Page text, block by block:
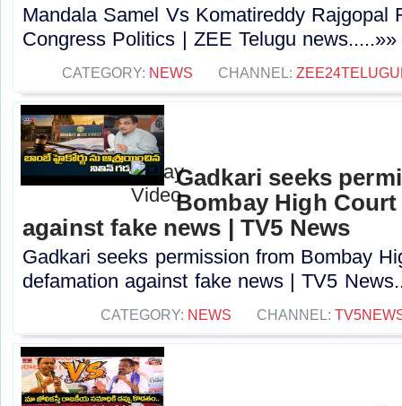
Mandala Samel Vs Komatireddy Rajgopal
Congress Politics | ZEE Telugu news.....»»
CATEGORY: NEWS CHANNEL:
Gadkari seeks
Bombay High
against fake news | TV5 News
Gadkari seeks permission from Bombay
defamation against fake news | TV5
CATEGORY: NEWS CHANNEL: